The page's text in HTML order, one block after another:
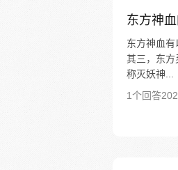
东方神
东方神血有
其三，东方
称灭妖神...
1个回答